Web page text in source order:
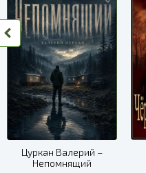
Цуркан Валерий –
Непомнящий